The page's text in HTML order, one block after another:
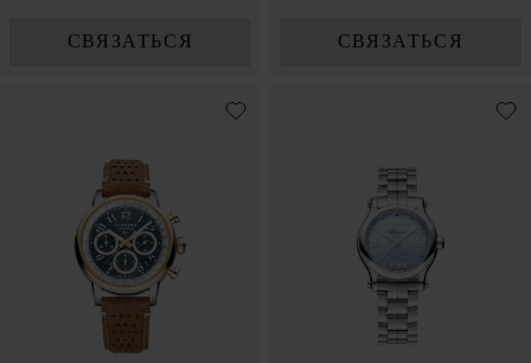
STEEL™, БРИЛЛИАНТЫ
СВЯЗАТЬСЯ
STEEL™, БРИЛЛИАНТЫ
СВЯЗАТЬСЯ